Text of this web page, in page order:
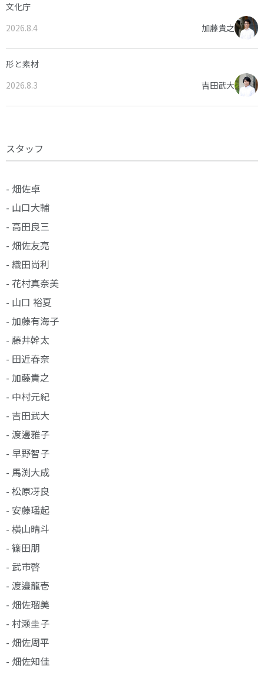
文化庁
2026.8.4
加藤貴之
形と素材
2026.8.3
吉田武大
スタッフ
- 畑佐卓
- 山口大輔
- 高田良三
- 畑佐友亮
- 織田尚利
- 花村真奈美
- 山口 裕夏
- 加藤有海子
- 藤井幹太
- 田近春奈
- 加藤貴之
- 中村元紀
- 吉田武大
- 渡邊雅子
- 早野智子
- 馬渕大成
- 松原冴良
- 安藤瑶起
- 横山晴斗
- 篠田朋
- 武市啓
- 渡邉龍壱
- 畑佐瑠美
- 村瀬圭子
- 畑佐周平
- 畑佐知佳